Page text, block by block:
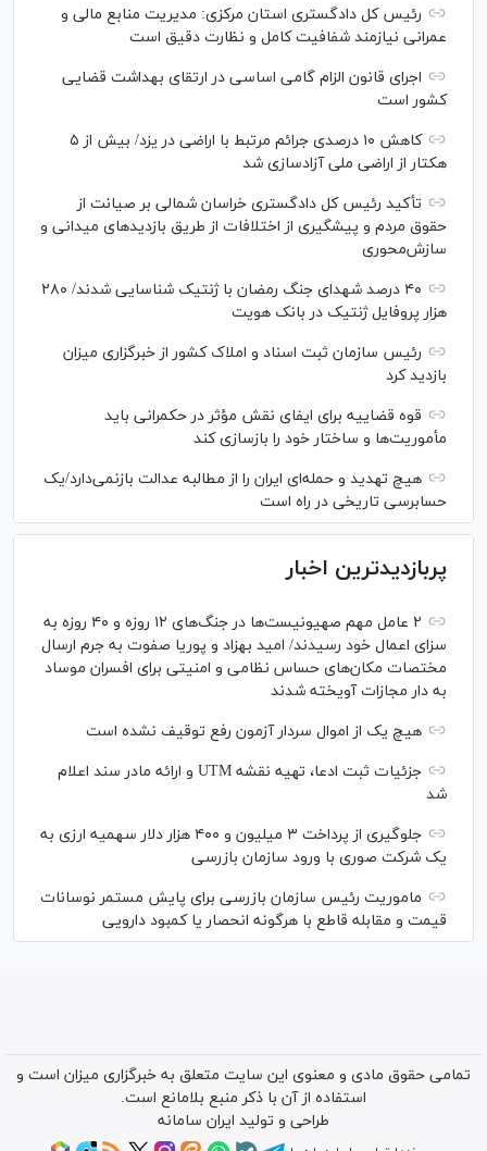
رئیس کل دادگستری استان مرکزی: مدیریت منابع مالی و
عمرانی نیازمند شفافیت کامل و نظارت دقیق است
اجرای قانون الزام گامی اساسی در ارتقای بهداشت قضایی
کشور است
کاهش ۱۰ درصدی جرائم مرتبط با اراضی در یزد/ بیش از ۵
هکتار از اراضی ملی آزادسازی شد
تأکید رئیس کل دادگستری خراسان شمالی بر صیانت از
حقوق مردم و پیشگیری از اختلافات از طریق بازدید‌های میدانی و
سازش‌محوری
۴۰ درصد شهدای جنگ رمضان با ژنتیک شناسایی شدند/ ۲۸۰
هزار پروفایل ژنتیک در بانک هویت
رئیس سازمان ثبت اسناد و املاک کشور از خبرگزاری میزان
بازدید کرد
قوه قضاییه برای ایفای نقش مؤثر در حکمرانی باید
مأموریت‌ها و ساختار خود را بازسازی کند
هیچ تهدید و حمله‌ای ایران را از مطالبه عدالت بازنمی‌دارد/یک
حسابرسی تاریخی در راه است
پربازدیدترین اخبار
۲ عامل مهم صهیونیست‌ها در جنگ‌های ۱۲ روزه و ۴۰ روزه به
سزای اعمال خود رسیدند/ امید بهزاد و پوریا صفوت به جرم ارسال
مختصات مکان‌های حساس نظامی و امنیتی برای افسران موساد
به دار مجازات آویخته شدند
هیچ یک از اموال سردار آزمون رفع توقیف نشده است
جزئیات ثبت ادعا، تهیه نقشه UTM و ارائه مادر سند اعلام
شد
جلوگیری از پرداخت ۳ میلیون و ۴۰۰ هزار دلار سهمیه ارزی به
یک شرکت صوری با ورود سازمان بازرسی
ماموریت رئیس سازمان بازرسی برای پایش مستمر نوسانات
قیمت و مقابله قاطع با هرگونه انحصار یا کمبود دارویی
تمامی حقوق مادی و معنوی این سایت متعلق به خبرگزاری میزان است و
استفاده از آن با ذکر منبع بلامانع است.
طراحی و تولید ایران سامانه